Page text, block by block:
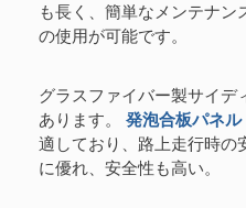
も長く、簡単なメンテナ
の使用が可能です。
グラスファイバー製サイデ
あります。 発泡合板パネル
適しており、路上走行時の
に優れ、安全性も高い。